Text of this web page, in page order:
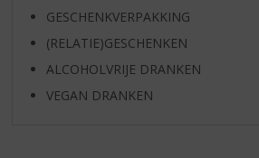
GESCHENKVERPAKKING
(RELATIE)GESCHENKEN
ALCOHOLVRIJE DRANKEN
VEGAN DRANKEN